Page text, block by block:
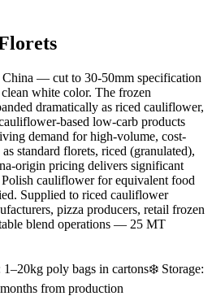
— cut to 30-50mm specification
white color. The frozen
dramatically as riced cauliflower,
based low-carb products
demand for high-volume, cost-
standard florets, riced (granulated),
origin pricing delivers significant
cauliflower for equivalent food
Supplied to riced cauliflower
pizza producers, retail frozen
blend operations — 25 MT
1–20kg poly bags in cartons❄️ Storage:
from production